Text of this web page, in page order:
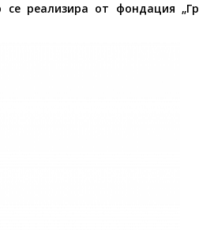
реализира от фондация